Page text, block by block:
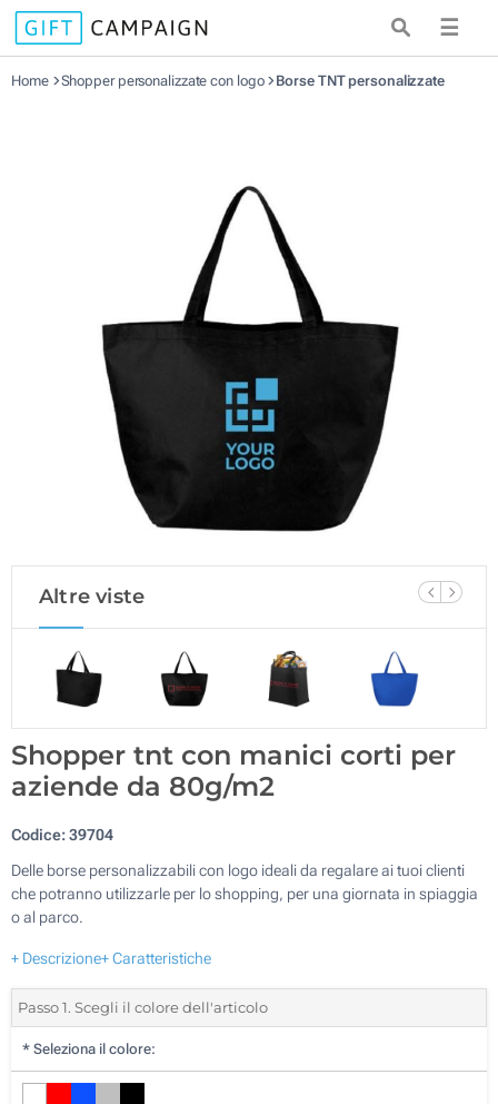
☰
Home Shopper personalizzate con logo Borse TNT personalizzate
Altre viste
Shopper tnt con manici corti per
aziende da 80g/m2
Codice:39704
Delle borse personalizzabili con logo ideali da regalare ai tuoi clienti
che potranno utilizzarle per lo shopping, per una giornata in spiaggia
o al parco.
+ Descrizione+ Caratteristiche
Passo 1. Scegli il colore dell'articolo
* Seleziona il colore: